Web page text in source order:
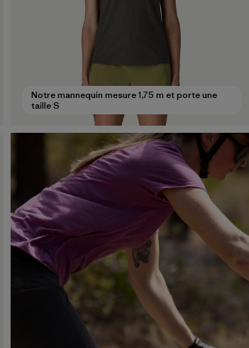
Notre mannequin mesure 1,75 m et porte une
taille S